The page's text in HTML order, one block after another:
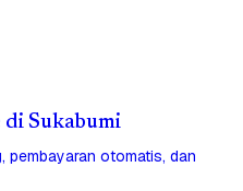
di Sukabumi
pembayaran otomatis, dan